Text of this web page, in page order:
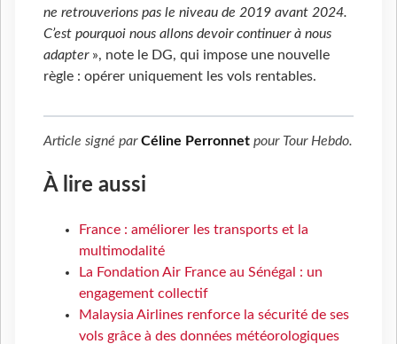
ne retrouverions pas le niveau de 2019 avant 2024.
C’est pourquoi nous allons devoir continuer à nous
adapter», note le DG, qui impose une nouvelle
règle : opérer uniquement les vols rentables.
Article signé parCéline Perronnet pour Tour Hebdo.
À lire aussi
France : améliorer les transports et la
multimodalité
La Fondation Air France au Sénégal : un
engagement collectif
Malaysia Airlines renforce la sécurité de ses
vols grâce à des données météorologiques